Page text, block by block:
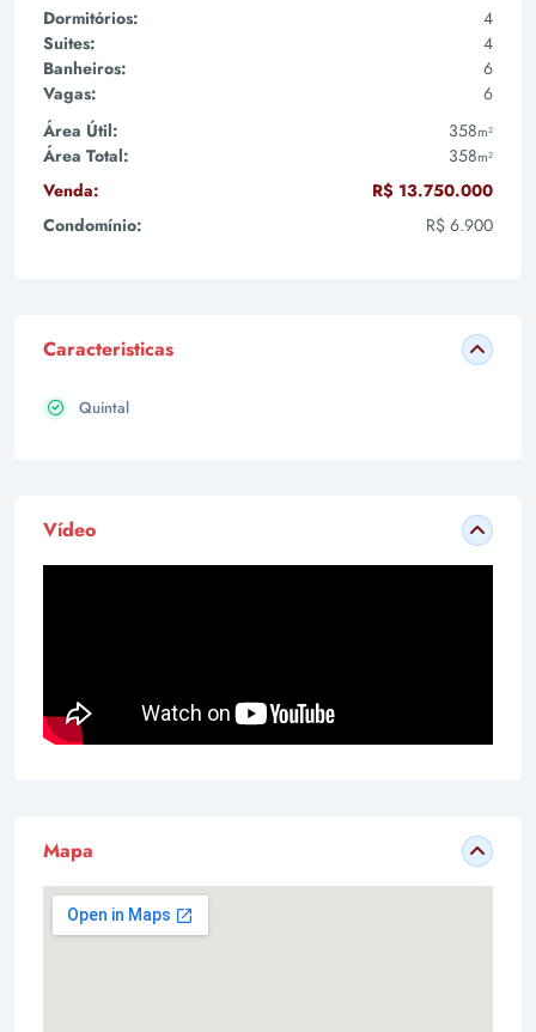
Dormitórios:
4
Suites:
4
Banheiros:
6
Vagas:
6
Área Útil:
358m²
Área Total: 358m²
Venda:
R$ 13.750.000
Condomínio:
R$ 6.900
Caracteristicas
Quintal
Vídeo
Mapa